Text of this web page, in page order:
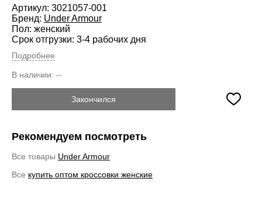
Артикул: 3021057-001
Бренд: Under Armour
Пол: женский
Срок отгрузки: 3-4 рабочих дня
Подробнее
В наличии: --
Закончился
Рекомендуем посмотреть
Все товары Under Armour
Все купить оптом кроссовки женские